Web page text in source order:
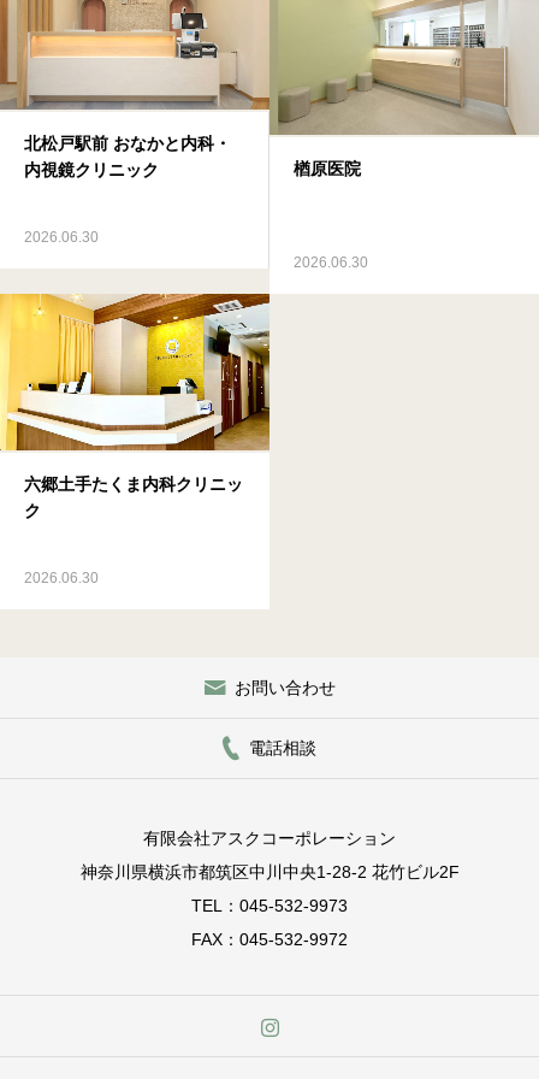
北松戸駅前 おなかと内科・
内視鏡クリニック
2026.06.30
楢原医院
2026.06.30
六郷土手たくま内科クリニッ
ク
2026.06.30
お問い合わせ
電話相談
有限会社アスクコーポレーション
神奈川県横浜市都筑区中川中央1-28-2 花竹ビル2F
TEL：045-532-9973
FAX：045-532-9972